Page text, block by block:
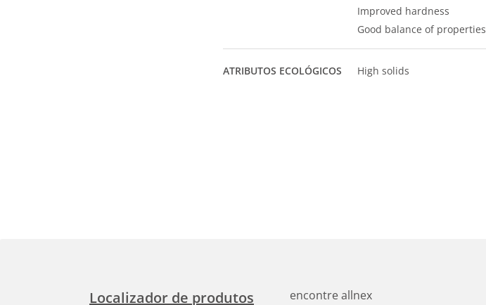
Improved hardness
Good balance of properties
ATRIBUTOS ECOLÓGICOS High solids
Localizador de produtos encontre allnex